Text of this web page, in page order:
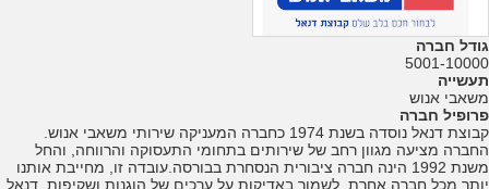
גודל חברה
5001-10000
תעשייה
משאבי אנוש
פרופיל חברה
קבוצת דנאל נוסדה בשנת 1974 כחברה המעניקה שירותי משאבי אנוש.
החברה מציעה מגוון רחב של שירותים בתחומי התעסוקה והרווחה, והחל
משנת 1992 הינה חברה ציבורית הנסחרת בבורסה.עובדה זו, מחייבת אותנו
יותר מכל חברה אחרת, לשמור באדיקות על ערכים של הוגנות ושקיפות. דנאל